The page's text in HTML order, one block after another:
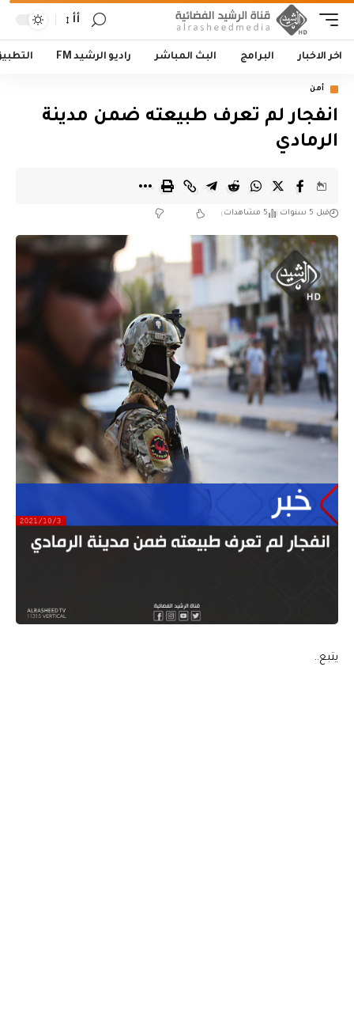
أأ
اخر الاخبار البرامج البث المباشر راديو الرشيد FM
أمن
انفجار لم تعرف طبيعته ضمن مدينة
الرمادي
قبل 5 سنوات 5 مشاهدات
يتبع..